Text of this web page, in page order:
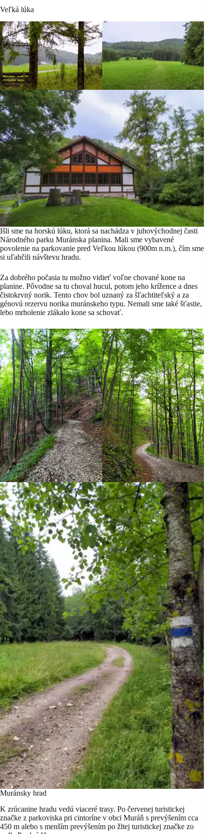
Veľká lúka
Išli sme na horskú lúku, ktorá sa nachádza v juhovýchodnej časti
Národného parku Muránska planina. Mali sme vybavené
povolenie na parkovanie pred Veľkou lúkou (900m n.m.), čím sme
si uľahčili návštevu hradu.
Za dobrého počasia tu možno vidieť voľne chované kone na
planine. Pôvodne sa tu choval hucul, potom jeho krížence a dnes
čistokrvný norik. Tento chov bol uznaný za šľachtiteľský a za
génovú rezervu norika muránskeho typu. Nemali sme také šťastie,
lebo mrholenie zlákalo kone sa schovať.
Muránsky hrad
K zrúcanine hradu vedú viaceré trasy. Po červenej turistickej
značke z parkoviska pri cintoríne v obci Muráň s prevýšením cca
450 m alebo s menším prevýšením po žltej turistickej značke zo